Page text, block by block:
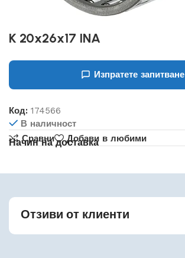
K 20x26x17 INA
Изпратете запитване
Код:174566
В наличност
Сравни
Добави в любими
Начин на доставка
Отзиви от клиенти